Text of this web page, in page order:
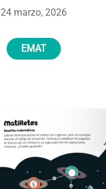
24 marzo, 2026
EMAT